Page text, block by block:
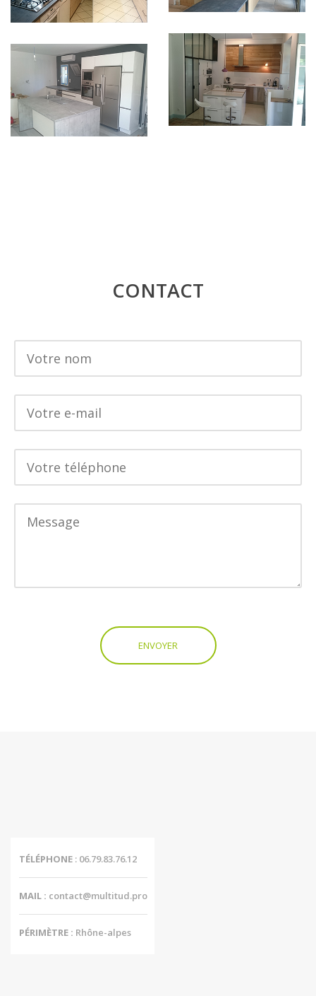
CONTACT
TÉLÉPHONE : 06.79.83.76.12
MAIL : contact@multitud.pro
PÉRIMÈTRE : Rhône-alpes